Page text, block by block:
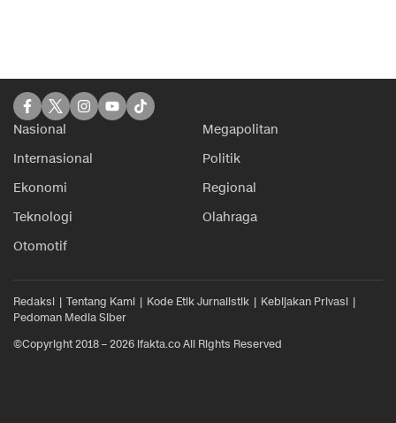
Nasional
Megapolitan
Internasional
Politik
Ekonomi
Regional
Teknologi
Olahraga
Otomotif
Redaksi Tentang Kami Kode Etik Jurnalistik
Kebijakan Privasi
Pedoman Media Siber
©Copyright 2018 – 2026 ifakta.co All Rights Reserved